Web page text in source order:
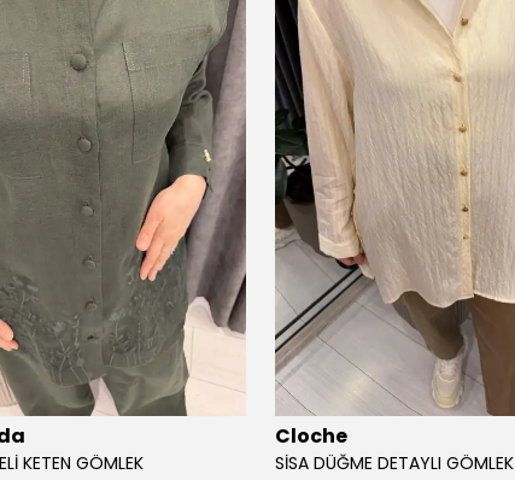
KETEN GÖMLEK
Cloche
SİSA DÜĞME DETAYLI GÖMLEK